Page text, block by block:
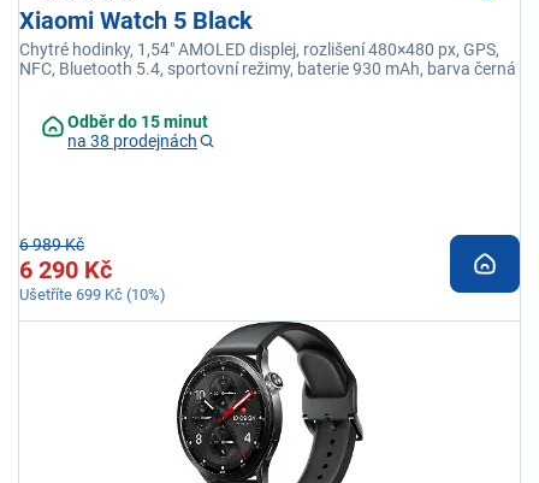
Xiaomi Watch 5 Black
Chytré hodinky, 1,54" AMOLED displej, rozlišení 480×480 px, GPS,
NFC, Bluetooth 5.4, sportovní režimy, baterie 930 mAh, barva černá
Odběr do 15 minut
na 38 prodejnách
6 989 Kč
6 290 Kč
Ušetříte 699 Kč (10%)